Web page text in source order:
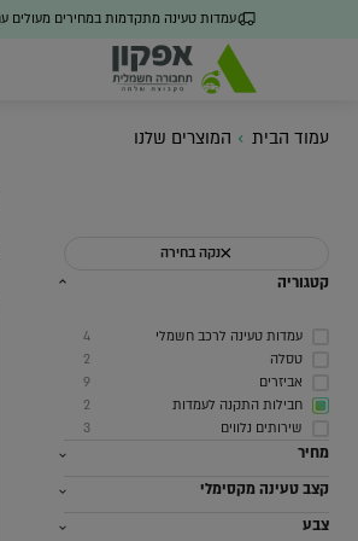
עמדות טעינה מתקדמות במחירים מעולים
עמוד הבית המוצרים שלנו
נקה בחירה
קטגוריה
עמדות טעינה לרכב חשמלי
4
טסלה
2
אביזרים
9
חבילות התקנה לעמדות
2
שירותים נלווים
3
מחיר
קצב טעינה מקסימלי
צבע